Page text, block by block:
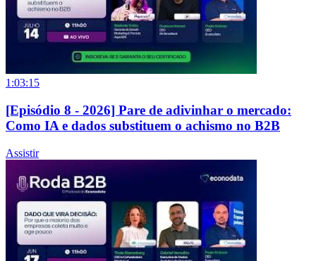
1:03:15
[Episódio 8 - 2026] Pare de adivinhar o mercado:
Como IA e dados substituem o achismo no B2B
Assistir